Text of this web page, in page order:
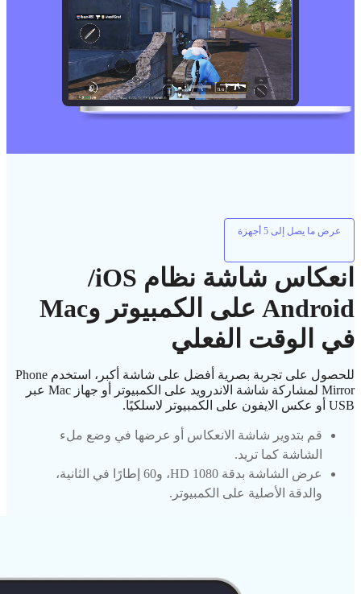
عرض ما يصل إلى 5 أجهزة
انعكاس شاشة نظام iOS/
Android على الكمبيوتر وMac
في الوقت الفعلي
للحصول على تجربة بصرية أفضل على شاشة أكبر، استخدم Phone
Mirror لمشاركة شاشة الاندرويد على الكمبيوتر أو جهاز Mac عبر
USB أو عكس الايفون على الكمبيوتر لاسلكيًا.
قم بتدوير شاشة الانعكاس أو عرضها في وضع ملء
الشاشة كما تريد.
عرض الشاشة بدقة 1080 HD، و60 إطارًا في الثانية،
والدقة الأصلية على الكمبيوتر.